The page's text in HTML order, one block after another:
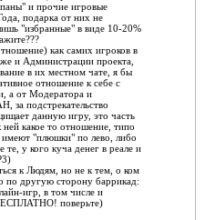
и прочие игровые
подарка от них не
"избранные" в виде 10-20%
как самих игроков в
и Администрации проекта,
в их местном чате, я бы
отношение к себе с
а от Модератора и
за подстрекательство
данную игру, это часть
какое то отношение, типо
имеют "плюшки" по лево, либо
те, у кого куча денег в реале и
к Людям, но не к тем, о ком
по другую сторону баррикад:
игр, в том числе и
поверьте)